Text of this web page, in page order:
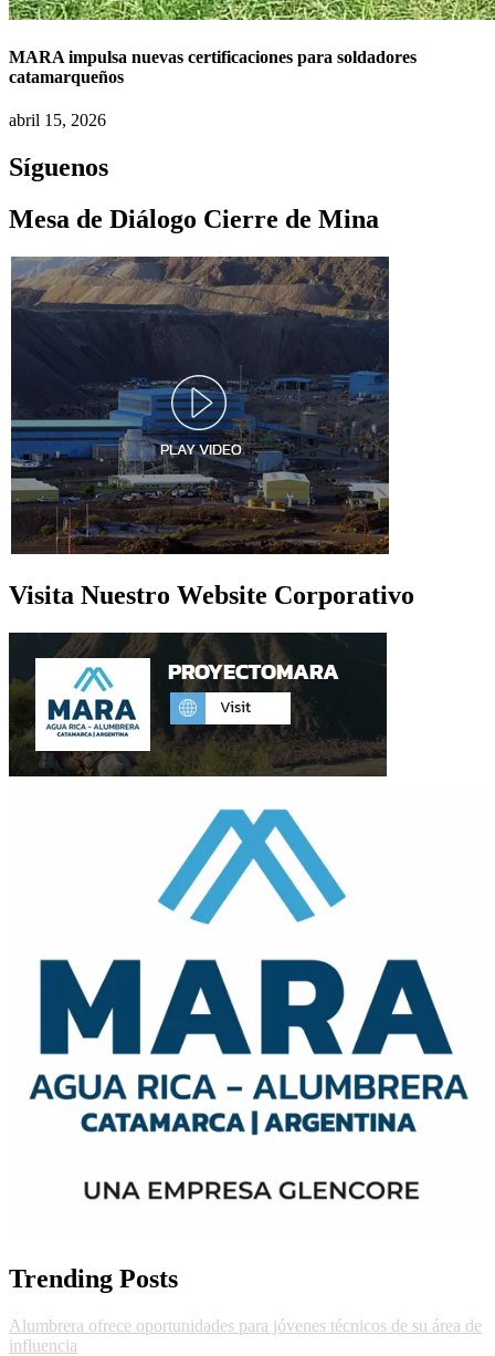
MARA impulsa nuevas certificaciones para soldadores
catamarqueños
abril 15, 2026
Síguenos
Mesa de Diálogo Cierre de Mina
Visita Nuestro Website Corporativo
Trending Posts
Alumbrera ofrece oportunidades para jóvenes técnicos de su área de
influencia